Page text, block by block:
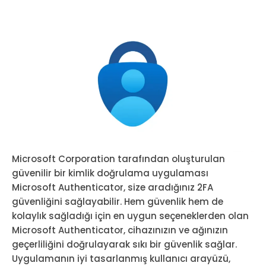
Microsoft Corporation tarafından oluşturulan
güvenilir bir kimlik doğrulama uygulaması
Microsoft Authenticator, size aradığınız 2FA
güvenliğini sağlayabilir. Hem güvenlik hem de
kolaylık sağladığı için en uygun seçeneklerden olan
Microsoft Authenticator, cihazınızın ve ağınızın
geçerliliğini doğrulayarak sıkı bir güvenlik sağlar.
Uygulamanın iyi tasarlanmış kullanıcı arayüzü,